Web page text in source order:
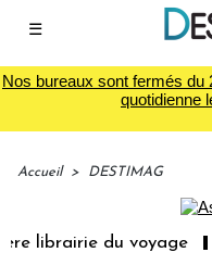
☰
Nos bureaux sont fermés du
quotidienne
Accueil > DESTIMAG
librairie du voyage